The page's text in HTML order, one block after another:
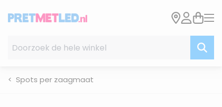
Spots per zaagmaat